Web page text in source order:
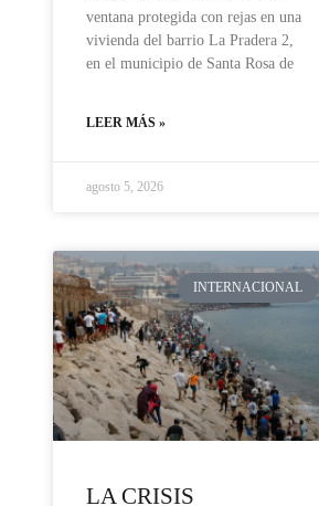
ventana protegida con rejas en una
vivienda del barrio La Pradera 2,
en el municipio de Santa Rosa de
LEER MÁS »
agosto 5, 2026
INTERNACIONAL
LA CRISIS